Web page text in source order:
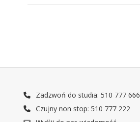
Zadzwoń do studia: 510 777 666
Czujny non stop: 510 777 222